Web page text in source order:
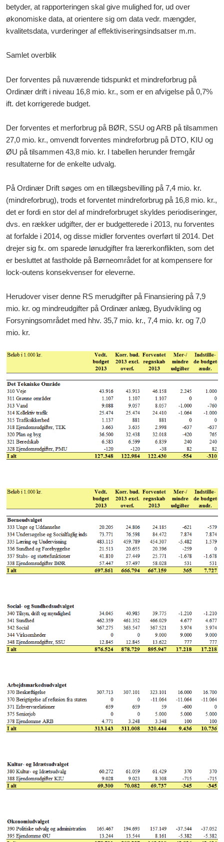
betyder, at rapporteringen skal give mulighed for, ud over
økonomiske data, at orientere sig om data vedr. mængder,
kvalitetsdata, vurderinger af effektiviseringsindsatser m.m.
Samlet overblik
Der forventes på nuværende tidspunkt et mindreforbrug på
Ordinær drift i niveau 16,8 mio. kr., som er en afvigelse på 0,7%
ift. det korrigerede budget.
Der forventes et merforbrug på BØR, SSU og ARB på tilsammen
27,0 mio. kr., omvendt forventes mindreforbrug på DTO, KIU og
ØU på tilsammen 43,8 mio. kr. I tabellen herunder fremgår
resultaterne for de enkelte udvalg.
På Ordinær Drift søges om en tillægsbevilling på 7,4 mio. kr.
(mindreforbrug), trods et forventet mindreforbrug på 16,8 mio. kr.,
det er fordi en stor del af mindreforbruget skyldes periodiseringer,
dvs. en rækker udgifter, der er budgetterede i 2013, nu forventes
at forfalde i 2014, og disse midler forventes overført til 2014. Det
drejer sig fx. om sparede lønudgifter fra lærerkonflikten, som det
er besluttet at fastholde på Børneområdet for at kompensere for
lock-outens konsekvenser for eleverne.
Herudover viser denne RS merudgifter på Finansiering på 7,9
mio. kr. og mindreudgifter på Ordinær anlæg, Byudvikling og
Forsyningsområdet med hhv. 35,7 mio. kr., 7,4 mio. kr. og 7,0
mio. kr.